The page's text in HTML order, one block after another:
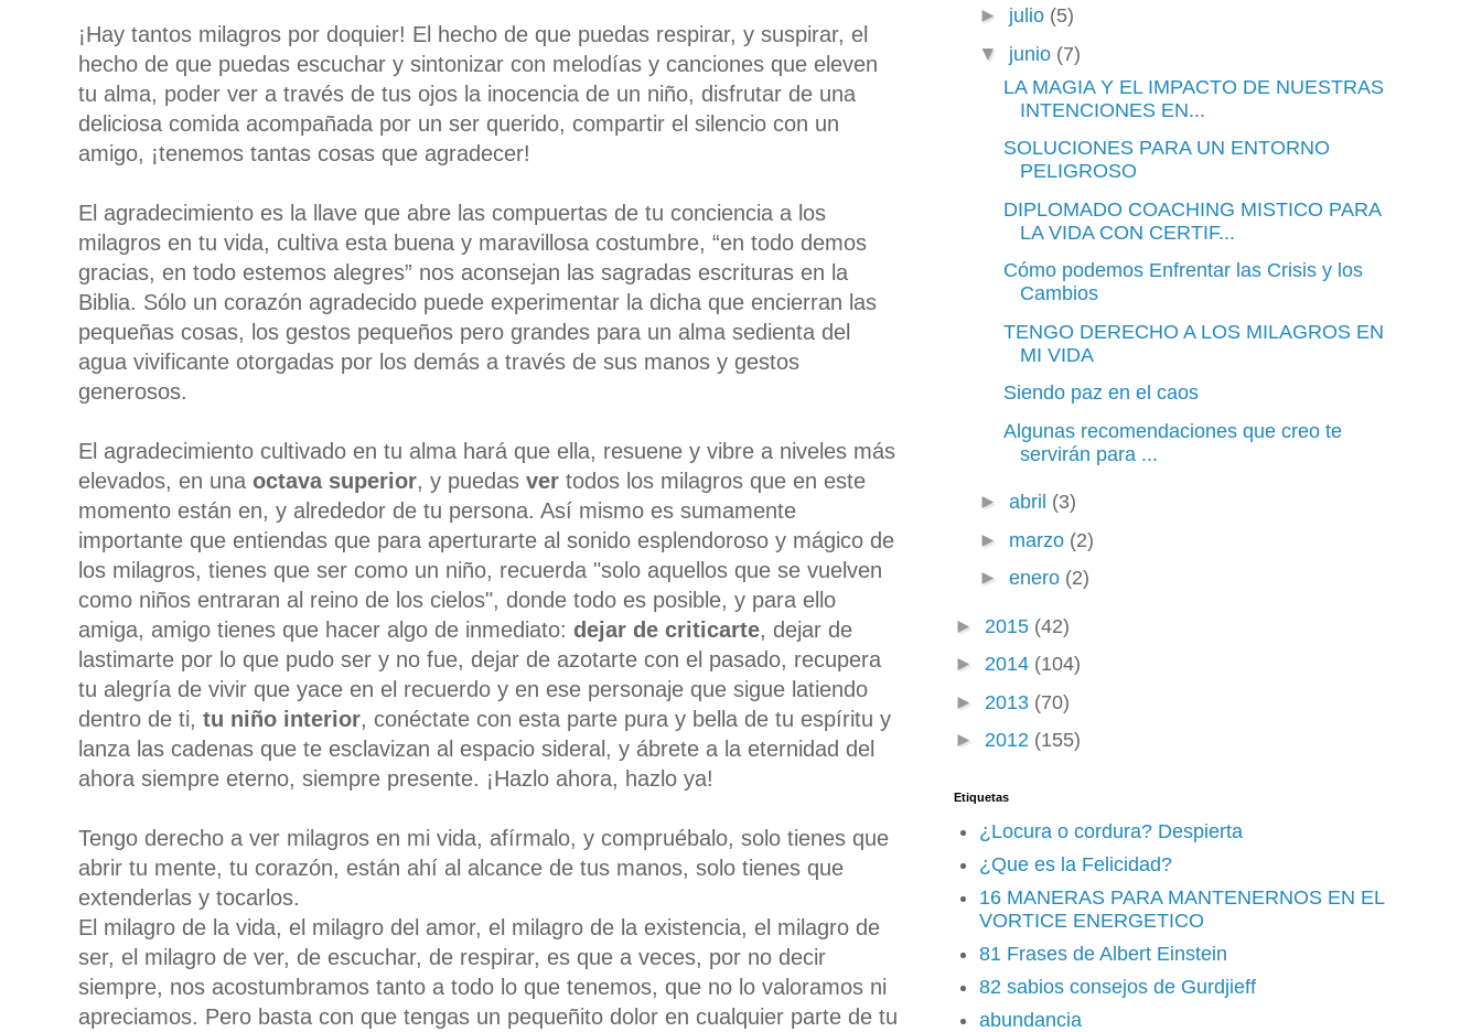
¡Hay tantos milagros por doquier! El hecho de que puedas respirar, y suspirar, el
hecho de que puedas escuchar y sintonizar con melodías y canciones que eleven
tu alma, poder ver a través de tus ojos la inocencia de un niño, disfrutar de una
deliciosa comida acompañada por un ser querido, compartir el silencio con un
amigo, ¡tenemos tantas cosas que agradecer!
El agradecimiento es la llave que abre las compuertas de tu conciencia a los
milagros en tu vida, cultiva esta buena y maravillosa costumbre, “en todo demos
gracias, en todo estemos alegres” nos aconsejan las sagradas escrituras en la
Biblia. Sólo un corazón agradecido puede experimentar la dicha que encierran las
pequeñas cosas, los gestos pequeños pero grandes para un alma sedienta del
agua vivificante otorgadas por los demás a través de sus manos y gestos
generosos.
El agradecimiento cultivado en tu alma hará que ella, resuene y vibre a niveles más
elevados, en una octava superior, y puedas ver todos los milagros que en este
momento están en, y alrededor de tu persona. Así mismo es sumamente
importante que entiendas que para aperturarte al sonido esplendoroso y mágico de
los milagros, tienes que ser como un niño, recuerda "solo aquellos que se vuelven
como niños entraran al reino de los cielos", donde todo es posible, y para ello
amiga, amigo tienes que hacer algo de inmediato: dejar de criticarte, dejar de
lastimarte por lo que pudo ser y no fue, dejar de azotarte con el pasado, recupera
tu alegría de vivir que yace en el recuerdo y en ese personaje que sigue latiendo
dentro de ti, tu niño interior, conéctate con esta parte pura y bella de tu espíritu y
lanza las cadenas que te esclavizan al espacio sideral, y ábrete a la eternidad del
ahora siempre eterno, siempre presente. ¡Hazlo ahora, hazlo ya!
Tengo derecho a ver milagros en mi vida, afírmalo, y compruébalo, solo tienes que
abrir tu mente, tu corazón, están ahí al alcance de tus manos, solo tienes que
extenderlas y tocarlos.
El milagro de la vida, el milagro del amor, el milagro de la existencia, el milagro de
ser, el milagro de ver, de escuchar, de respirar, es que a veces, por no decir
siempre, nos acostumbramos tanto a todo lo que tenemos, que no lo valoramos ni
apreciamos. Pero basta con que tengas un pequeñito dolor en cualquier parte de tu
► julio (5)
▼ junio (7)
LA MAGIA Y EL IMPACTO DE NUESTRAS
INTENCIONES EN...
SOLUCIONES PARA UN ENTORNO
PELIGROSO
DIPLOMADO COACHING MISTICO PARA
LA VIDA CON CERTIF...
Cómo podemos Enfrentar las Crisis y los
Cambios
TENGO DERECHO A LOS MILAGROS EN
MI VIDA
Siendo paz en el caos
Algunas recomendaciones que creo te
servirán para ...
► abril (3)
► marzo (2)
► enero (2)
► 2015 (42)
► 2014 (104)
► 2013 (70)
► 2012 (155)
Etiquetas
¿Locura o cordura? Despierta
¿Que es la Felicidad?
16 MANERAS PARA MANTENERNOS EN EL
VORTICE ENERGETICO
81 Frases de Albert Einstein
82 sabios consejos de Gurdjieff
abundancia